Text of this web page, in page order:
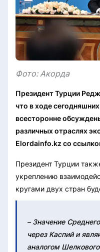
Фото: Акорда
Президент Турции
что в ходе
всесторонне
различных отраслях
Elordainfo.kz со
Президент Турции
укреплению
кругами двух стран
– Значение
через Каспий и
аналогом